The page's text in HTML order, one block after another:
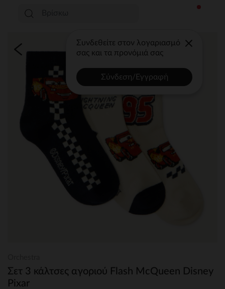
Συνδεθείτε στον λογαριασμό
σας και τα προνόμιά σας
Σύνδεση/Εγγραφή
Σετ 3 κάλτσες αγοριού Flash McQueen Disney
Pixar